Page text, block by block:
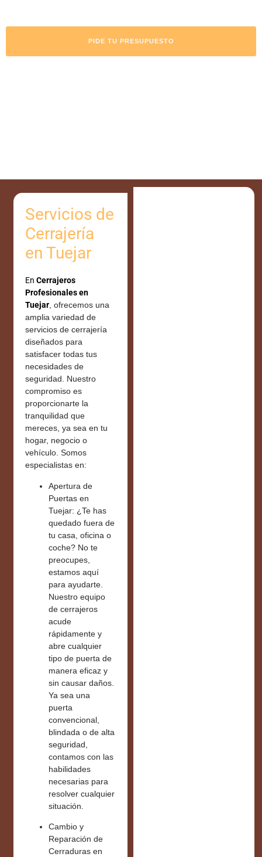
PIDE TU PRESUPUESTO
Servicios de
Cerrajería
en Tuejar
EnCerrajeros
Profesionales en
Tuejar, ofrecemos una
amplia variedad de
servicios de cerrajería
diseñados para
satisfacer todas tus
necesidades de
seguridad. Nuestro
compromiso es
proporcionarte la
tranquilidad que
mereces, ya sea en tu
hogar, negocio o
vehículo. Somos
especialistas en:
Apertura de
Puertas en
Tuejar: ¿Te has
quedado fuera de
tu casa, oficina o
coche? No te
preocupes,
estamos aquí
para ayudarte.
Nuestro equipo
de cerrajeros
acude
rápidamente y
abre cualquier
tipo de puerta de
manera eficaz y
sin causar daños.
Ya sea una
puerta
convencional,
blindada o de alta
seguridad,
contamos con las
habilidades
necesarias para
resolver cualquier
situación.
Cambio y
Reparación de
Cerraduras en